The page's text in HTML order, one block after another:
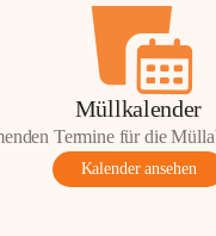
Müllkalender
Termine für die
Kalender ansehen